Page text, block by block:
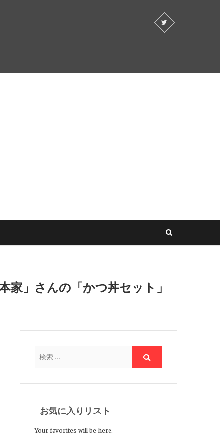
」さんの「かつ丼セット」
お気に入りリスト
Your favorites will be here.